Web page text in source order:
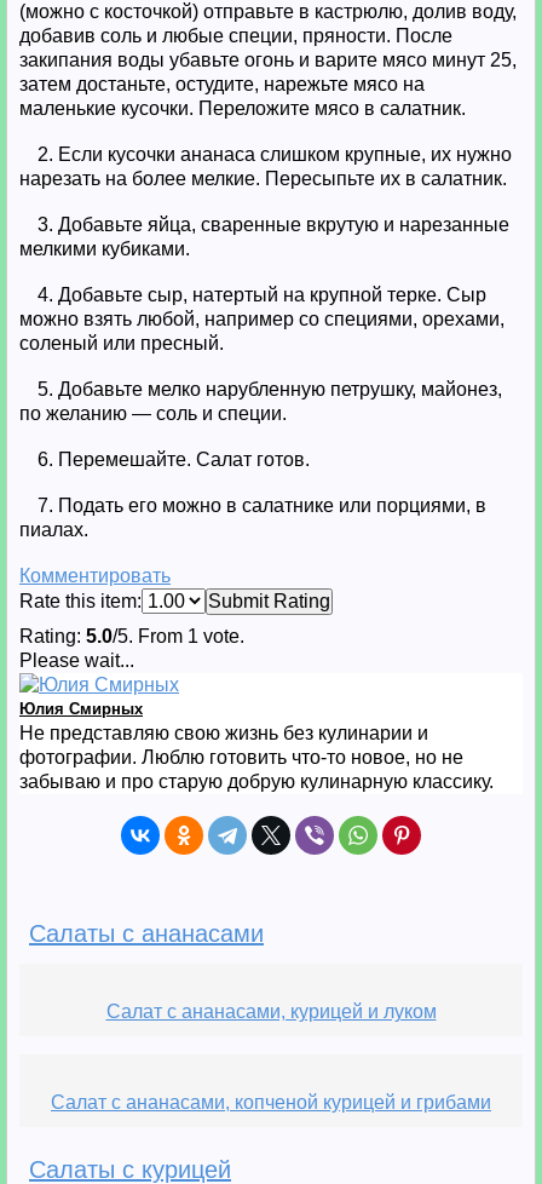
(можно с косточкой) отправьте в кастрюлю, долив воду,
добавив соль и любые специи, пряности. После
закипания воды убавьте огонь и варите мясо минут 25,
затем достаньте, остудите, нарежьте мясо на
маленькие кусочки. Переложите мясо в салатник.
2. Если кусочки ананаса слишком крупные, их нужно
нарезать на более мелкие. Пересыпьте их в салатник.
3. Добавьте яйца, сваренные вкрутую и нарезанные
мелкими кубиками.
4. Добавьте сыр, натертый на крупной терке. Сыр
можно взять любой, например со специями, орехами,
соленый или пресный.
5. Добавьте мелко нарубленную петрушку, майонез,
по желанию — соль и специи.
6. Перемешайте. Салат готов.
7. Подать его можно в салатнике или порциями, в
пиалах.
Комментировать
Rate this item:
Submit Rating
Rating: 5.0/5. From 1 vote.
Please wait...
Юлия Смирных
Не представляю свою жизнь без кулинарии и
фотографии. Люблю готовить что-то новое, но не
забываю и про старую добрую кулинарную классику.
Салаты с ананасами
Салат с ананасами, курицей и луком
Салат с ананасами, копченой курицей и грибами
Салаты с курицей